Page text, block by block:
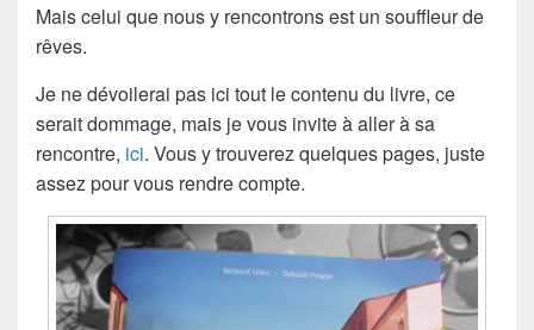
Mais celui que nous y rencontrons est un souffleur de
rêves.
Je ne dévoilerai pas ici tout le contenu du livre, ce
serait dommage, mais je vous invite à aller à sa
rencontre, ici. Vous y trouverez quelques pages, juste
assez pour vous rendre compte.